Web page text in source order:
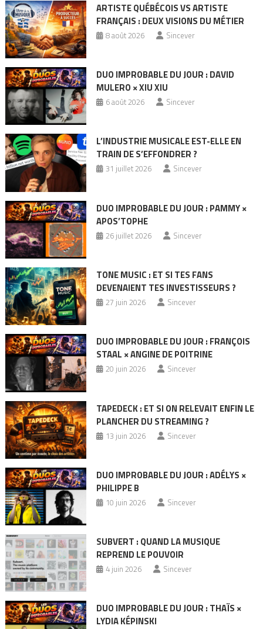
ARTISTE QUÉBÉCOIS VS ARTISTE
FRANÇAIS : DEUX VISIONS DU MÉTIER
8 août 2026 Sincever
DUO IMPROBABLE DU JOUR : DAVID
MULERO × XIU XIU
6 août 2026 Sincever
L’INDUSTRIE MUSICALE EST-ELLE EN
TRAIN DE S’EFFONDRER ?
31 juillet 2026 Sincever
DUO IMPROBABLE DU JOUR : PAMMY ×
APOS’TOPHE
26 juillet 2026 Sincever
TONE MUSIC : ET SI TES FANS
DEVENAIENT TES INVESTISSEURS ?
27 juin 2026 Sincever
DUO IMPROBABLE DU JOUR : FRANÇOIS
STAAL × ANGINE DE POITRINE
20 juin 2026 Sincever
TAPEDECK : ET SI ON RELEVAIT ENFIN LE
PLANCHER DU STREAMING ?
13 juin 2026 Sincever
DUO IMPROBABLE DU JOUR : ADÉLYS ×
PHILIPPE B
10 juin 2026 Sincever
SUBVERT : QUAND LA MUSIQUE
REPREND LE POUVOIR
4 juin 2026 Sincever
DUO IMPROBABLE DU JOUR : THAÏS ×
LYDIA KÉPINSKI